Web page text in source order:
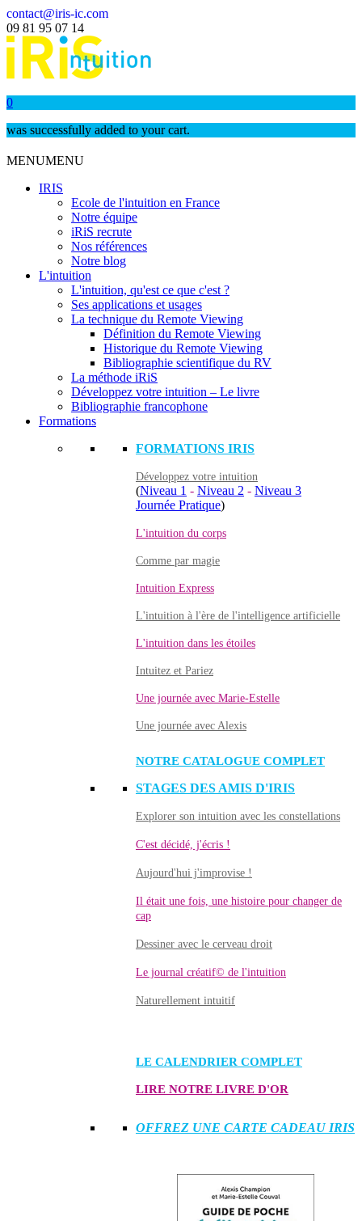
contact@iris-ic.com
09 81 95 07 14
0
was successfully added to your cart.
MENUMENU
IRIS
Ecole de l'intuition en France
Notre équipe
iRiS recrute
Nos références
Notre blog
L'intuition
L'intuition, qu'est ce que c'est ?
Ses applications et usages
La technique du Remote Viewing
Définition du Remote Viewing
Historique du Remote Viewing
Bibliographie scientifique du RV
La méthode iRiS
Développez votre intuition – Le livre
Bibliographie francophone
Formations
FORMATIONS IRIS
Développez votre intuition
(Niveau 1 - Niveau 2 - Niveau 3
Journée Pratique)
L'intuition du corps
Comme par magie
Intuition Express
L'intuition à l'ère de l'intelligence artificielle
L'intuition dans les étoiles
Intuitez et Pariez
Une journée avec Marie-Estelle
Une journée avec Alexis
NOTRE CATALOGUE COMPLET
STAGES DES AMIS D'IRIS
Explorer son intuition avec les constellations
C'est décidé, j'écris !
Aujourd'hui j'improvise !
Il était une fois, une histoire pour changer de
cap
Dessiner avec le cerveau droit
Le journal créatif© de l'intuition
Naturellement intuitif
LE CALENDRIER COMPLET
LIRE NOTRE LIVRE D'OR
OFFREZ UNE CARTE CADEAU IRIS